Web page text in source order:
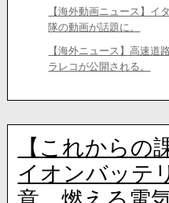
【海外動画ニュース】イ
隊の動画が話題に。
【海外ニュース】高速道
ラレコが公開される。
【これからの
イオンバッテ